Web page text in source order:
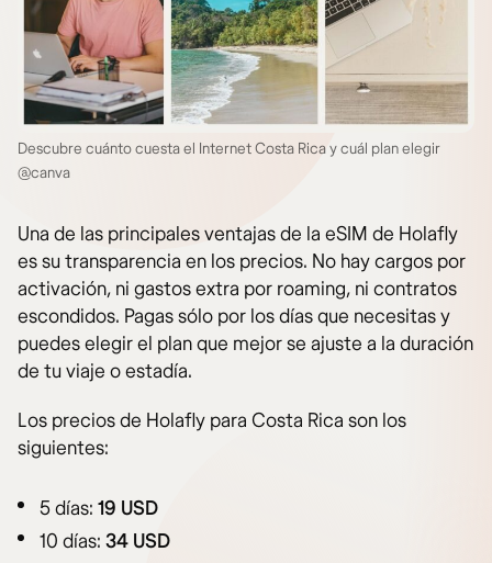
Descubre cuánto cuesta el Internet Costa Rica y cuál plan elegir
@canva
Una de las principales ventajas de la eSIM de Holafly
es su transparencia en los precios. No hay cargos por
activación, ni gastos extra por roaming, ni contratos
escondidos. Pagas sólo por los días que necesitas y
puedes elegir el plan que mejor se ajuste a la duración
de tu viaje o estadía.
Los precios de Holafly para Costa Rica son los
siguientes:
5 días: 19 USD
10 días: 34 USD